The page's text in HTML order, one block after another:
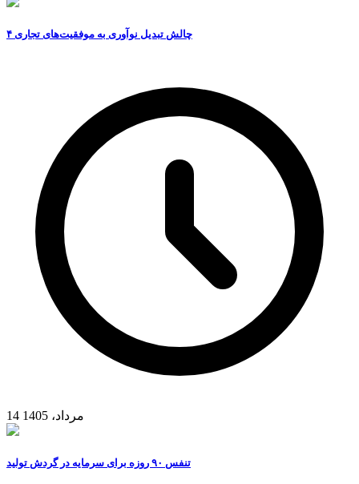
۴ چالش تبدیل نوآوری به موفقیت‌های تجاری
14 مرداد، 1405
تنفس ۹۰ روزه برای سرمایه در گردش تولید